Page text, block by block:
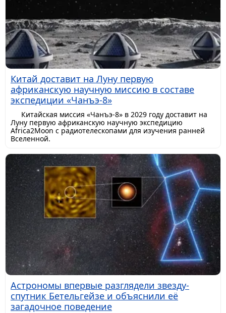
Китай доставит на Луну первую
африканскую научную миссию в составе
экспедиции «Чанъэ-8»
Китайская миссия «Чанъэ-8» в 2029 году доставит на
Луну первую африканскую научную экспедицию
Africa2Moon с радиотелескопами для изучения ранней
Вселенной.
Астрономы впервые разглядели звезду-
спутник Бетельгейзе и объяснили её
загадочное поведение